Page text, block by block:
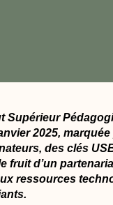
Supérieur
2025,
des clés
d’un
ressources